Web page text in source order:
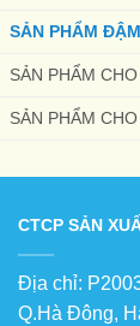
SẢN PHẨM
SẢN PHẨM
SẢN PHẨM
CTCP SẢN
Địa chỉ:
Q.Hà Đông,